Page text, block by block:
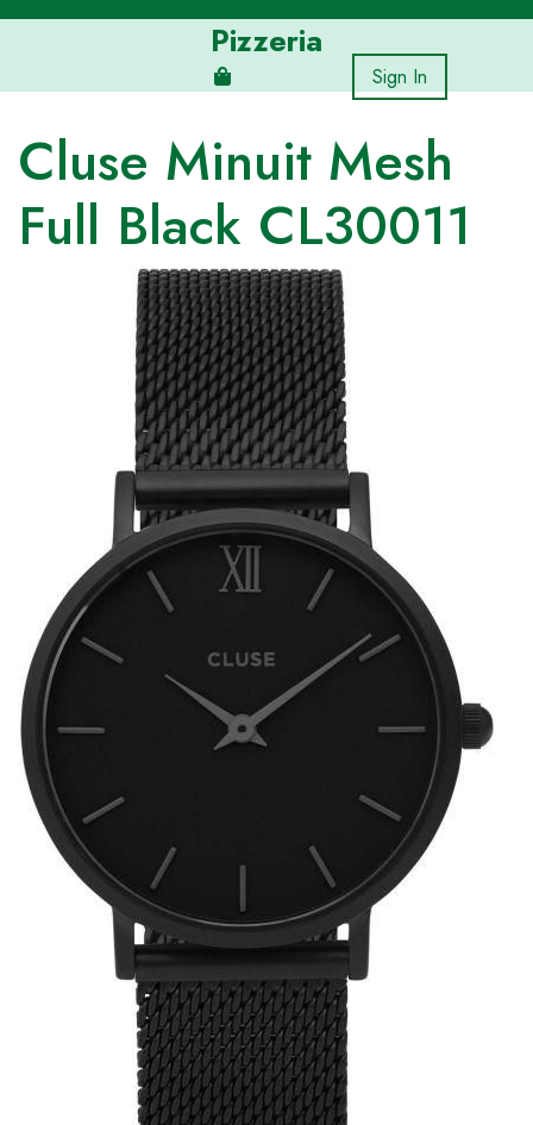
Skip
Pizzeria
Sign In
Cluse Minuit Mesh
Full Black CL30011